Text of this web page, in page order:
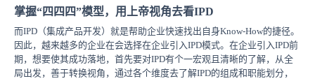
掌握“四四四”模型，用上帝视角去看IPD
而IPD（集成产品开发）就是帮助企业快速找出自身Know-How的捷径。
因此，越来越多的企业在会选择在企业引入IPD模式。在企业引入IPD前
期，想要使其成功落地，首先要对IPD有个一宏观且清晰的了解，从全
局出发，善于转换视角，通过各个维度去了解IPD的组成和职能划分，